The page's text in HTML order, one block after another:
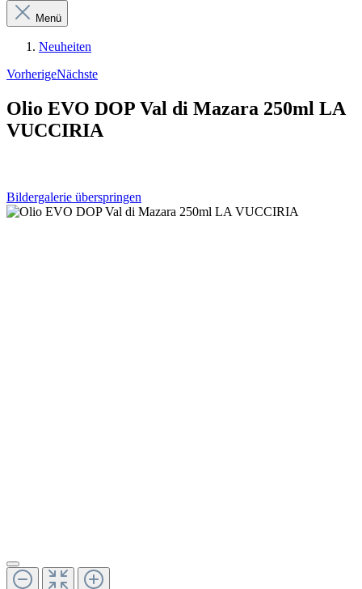
Menü
Neuheiten
VorherigeNächste
Olio EVO DOP Val di Mazara 250ml LA
VUCCIRIA
Bildergalerie überspringen